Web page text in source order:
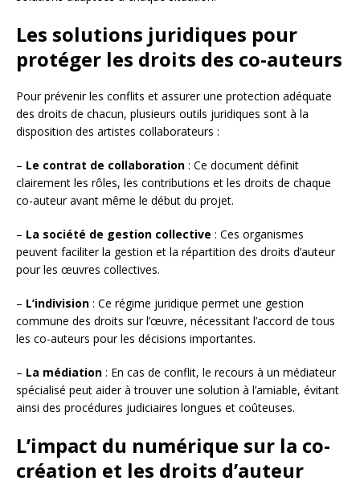
Les solutions juridiques pour
protéger les droits des co-auteurs
Pour prévenir les conflits et assurer une protection adéquate
des droits de chacun, plusieurs outils juridiques sont à la
disposition des artistes collaborateurs :
– Le contrat de collaboration : Ce document définit
clairement les rôles, les contributions et les droits de chaque
co-auteur avant même le début du projet.
– La société de gestion collective : Ces organismes
peuvent faciliter la gestion et la répartition des droits d’auteur
pour les œuvres collectives.
– L’indivision : Ce régime juridique permet une gestion
commune des droits sur l’œuvre, nécessitant l’accord de tous
les co-auteurs pour les décisions importantes.
– La médiation : En cas de conflit, le recours à un médiateur
spécialisé peut aider à trouver une solution à l’amiable, évitant
ainsi des procédures judiciaires longues et coûteuses.
L’impact du numérique sur la co-
création et les droits d’auteur